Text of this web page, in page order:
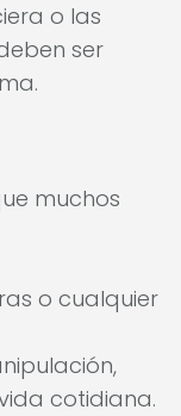
o las
ser
muchos
o cualquier
cotidiana.